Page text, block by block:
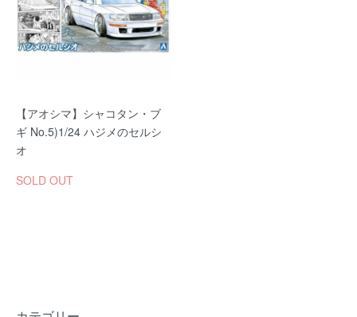
【アオシマ】シャコタン・ブ
ギ No.5)1/24 ハジメのセルシ
オ
SOLD OUT